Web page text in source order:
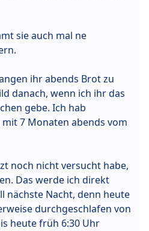
sie auch mal ne
ihr abends Brot zu
danach, wenn ich ihr das
gebe. Ich hab
7 Monaten abends vom
noch nicht versucht habe,
Das werde ich direkt
nächste Nacht, denn heute
durchgeschlafen von
heute früh 6:30 Uhr